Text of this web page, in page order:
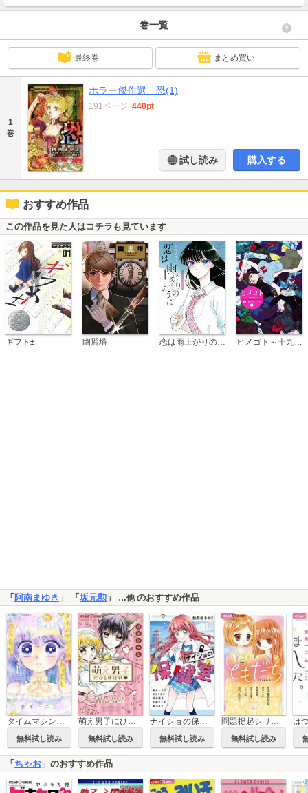
巻一覧
最終巻 まとめ買い
1
巻
ホラー傑作選 恐(1)
191ページ 440pt
試し読み 購入する
おすすめ作品
この作品を見た人はコチラも見ています
ギフト± 幽麗塔 恋は雨上がりのように ヒメゴト～十九歳の制服～
「 阿南まゆき 」 「 坂元勲 」 …他のおすすめ作品
タイムマシンがあってものらない
無料試し読み
萌え男子にひとめぼれ
無料試し読み
ナイショの保健室
無料試し読み
問題提起シリーズ ともだち
無料試し読み
「 ちゃお 」のおすすめ作品